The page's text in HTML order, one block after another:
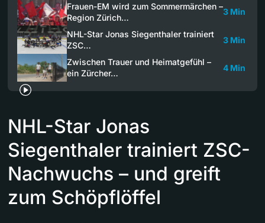
Frauen-EM wird zum Sommermärchen –
Region Zürich…
3 Min
NHL-Star Jonas Siegenthaler trainiert
ZSC…
3 Min
Zwischen Trauer und Heimatgefühl –
ein Zürcher…
4 Min
NHL-Star Jonas
Siegenthaler trainiert ZSC-
Nachwuchs – und greift
zum Schöpflöffel